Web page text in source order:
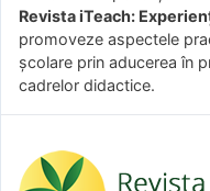
Revista iTeach:
promoveze aspectele
şcolare prin aducerea în
cadrelor didactice.